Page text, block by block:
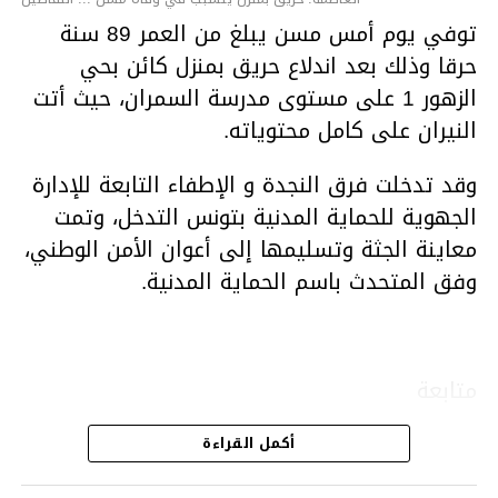
توفي يوم أمس مسن يبلغ من العمر 89 سنة
حرقا وذلك بعد اندلاع حريق بمنزل كائن بحي
الزهور 1 على مستوى مدرسة السمران، حيث أتت
النيران على كامل محتوياته.
وقد تدخلت فرق النجدة و الإطفاء التابعة للإدارة
الجهوية للحماية المدنية بتونس التدخل، وتمت
معاينة الجثة وتسليمها إلى أعوان الأمن الوطني،
وفق المتحدث باسم الحماية المدنية.
أكمل القراءة